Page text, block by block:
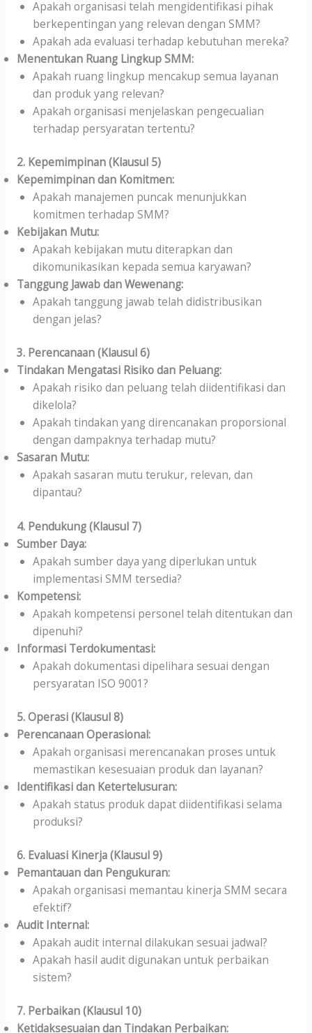
Apakah organisasi telah mengidentifikasi pihak
berkepentingan yang relevan dengan SMM?
Apakah ada evaluasi terhadap kebutuhan mereka?
Menentukan Ruang Lingkup SMM:
Apakah ruang lingkup mencakup semua layanan
dan produk yang relevan?
Apakah organisasi menjelaskan pengecualian
terhadap persyaratan tertentu?
2. Kepemimpinan (Klausul 5)
Kepemimpinan dan Komitmen:
Apakah manajemen puncak menunjukkan
komitmen terhadap SMM?
Kebijakan Mutu:
Apakah kebijakan mutu diterapkan dan
dikomunikasikan kepada semua karyawan?
Tanggung Jawab dan Wewenang:
Apakah tanggung jawab telah didistribusikan
dengan jelas?
3. Perencanaan (Klausul 6)
Tindakan Mengatasi Risiko dan Peluang:
Apakah risiko dan peluang telah diidentifikasi dan
dikelola?
Apakah tindakan yang direncanakan proporsional
dengan dampaknya terhadap mutu?
Sasaran Mutu:
Apakah sasaran mutu terukur, relevan, dan
dipantau?
4. Pendukung (Klausul 7)
Sumber Daya:
Apakah sumber daya yang diperlukan untuk
implementasi SMM tersedia?
Kompetensi:
Apakah kompetensi personel telah ditentukan dan
dipenuhi?
Informasi Terdokumentasi:
Apakah dokumentasi dipelihara sesuai dengan
persyaratan ISO 9001?
5. Operasi (Klausul 8)
Perencanaan Operasional:
Apakah organisasi merencanakan proses untuk
memastikan kesesuaian produk dan layanan?
Identifikasi dan Ketertelusuran:
Apakah status produk dapat diidentifikasi selama
produksi?
6. Evaluasi Kinerja (Klausul 9)
Pemantauan dan Pengukuran:
Apakah organisasi memantau kinerja SMM secara
efektif?
Audit Internal:
Apakah audit internal dilakukan sesuai jadwal?
Apakah hasil audit digunakan untuk perbaikan
sistem?
7. Perbaikan (Klausul 10)
Ketidaksesuaian dan Tindakan Perbaikan: